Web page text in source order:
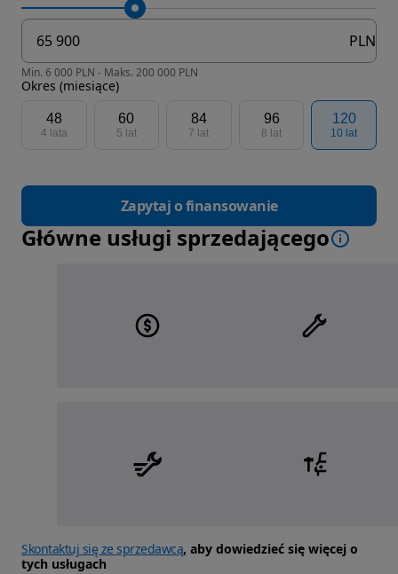
PLN
Min. 6 000 PLN - Maks. 200 000 PLN
Okres (miesiące)
48
4 lata
60
5 lat
84
7 lat
96
8 lat
120
10 lat
Zapytaj o finansowanie
Główne usługi sprzedającego
Skontaktuj się ze sprzedawcą, aby dowiedzieć się więcej o
tych usługach